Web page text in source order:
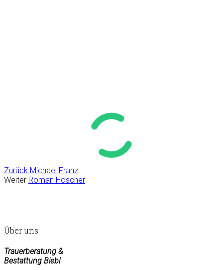
Zurück Michael Franz
Weiter Roman Hoscher
Über uns
Trauerberatung &
Bestattung Biebl